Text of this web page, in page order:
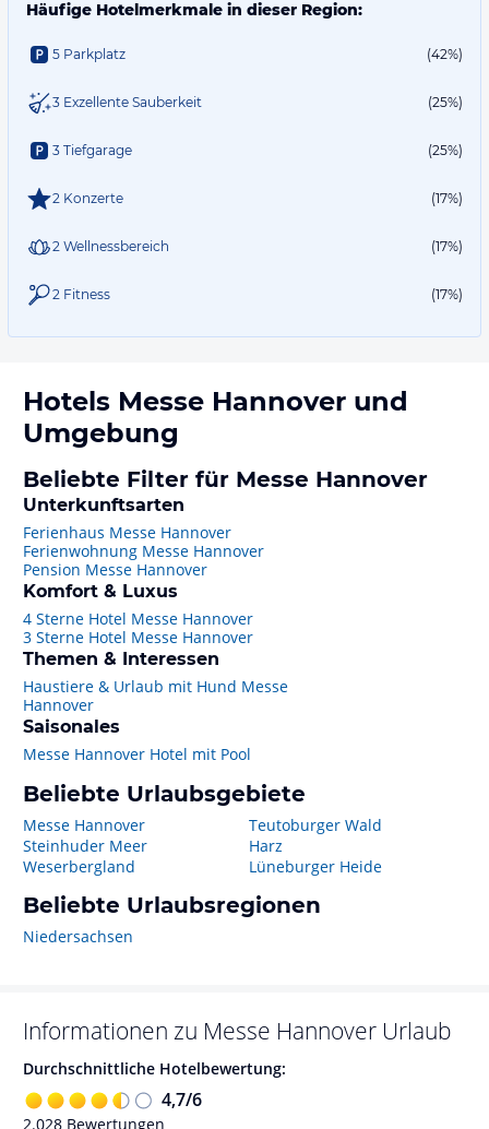
Häufige Hotelmerkmale in dieser Region:
5 Parkplatz (42%)
3 Exzellente Sauberkeit (25%)
3 Tiefgarage (25%)
2 Konzerte (17%)
2 Wellnessbereich (17%)
2 Fitness (17%)
Hotels Messe Hannover und
Umgebung
Beliebte Filter für Messe Hannover
Unterkunftsarten
Ferienhaus Messe Hannover
Ferienwohnung Messe Hannover
Pension Messe Hannover
Komfort & Luxus
4 Sterne Hotel Messe Hannover
3 Sterne Hotel Messe Hannover
Themen & Interessen
Haustiere & Urlaub mit Hund Messe
Hannover
Saisonales
Messe Hannover Hotel mit Pool
Beliebte Urlaubsgebiete
Messe Hannover
Steinhuder Meer
Weserbergland
Teutoburger Wald
Harz
Lüneburger Heide
Beliebte Urlaubsregionen
Niedersachsen
Informationen zu Messe Hannover Urlaub
Durchschnittliche Hotelbewertung:
4,7/6
2.028 Bewertungen